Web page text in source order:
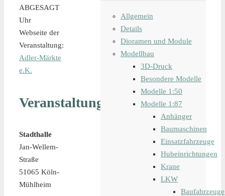
ABGESAGT
Uhr
Webseite der
Veranstaltung:
Adler-Märkte
e.K.
Veranstaltungsort
Stadthalle
Jan-Wellem-
Straße
51065 Köln-
Mühlheim
Allgemein
Details
Dioramen und Module
Modellbau
3D-Druck
Besondere Modelle
Modelle 1:50
Modelle 1:87
Anhänger
Baumaschinen
Einsatzfahrzeuge
Hubeinrichtungen
Krane
LKW
Baufahrzeuge